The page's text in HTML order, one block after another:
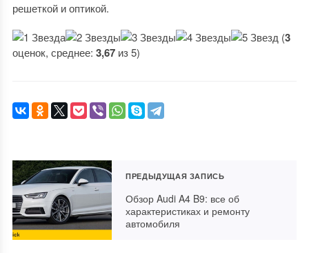
решеткой и оптикой.
(3
оценок, среднее: 3,67из 5)
ПРЕДЫДУЩАЯ ЗАПИСЬ
Обзор Audi A4 B9: все об
характеристиках и ремонту
автомобиля